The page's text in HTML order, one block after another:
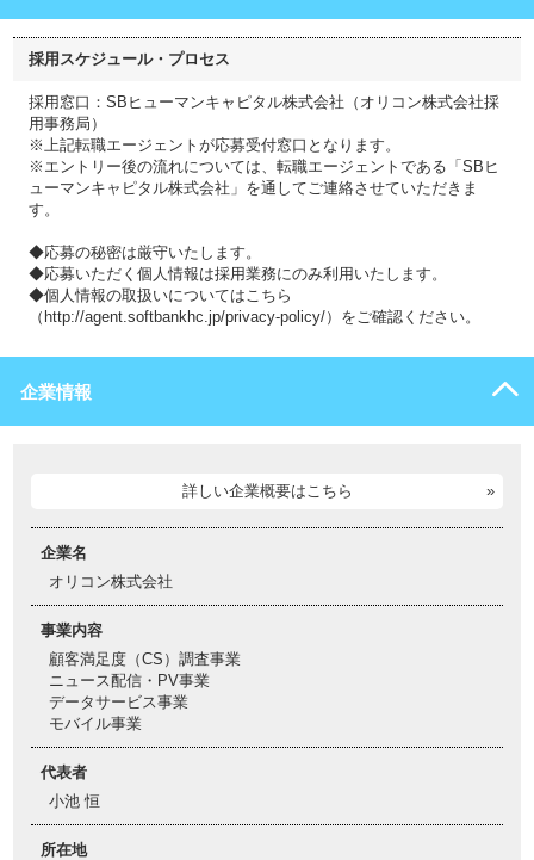
採用スケジュール・プロセス
採用窓口：SBヒューマンキャピタル株式会社（オリコン株式会社採
用事務局）
※上記転職エージェントが応募受付窓口となります。
※エントリー後の流れについては、転職エージェントである「SBヒ
ューマンキャピタル株式会社」を通してご連絡させていただきま
す。
◆応募の秘密は厳守いたします。
◆応募いただく個人情報は採用業務にのみ利用いたします。
◆個人情報の取扱いについてはこちら
（http://agent.softbankhc.jp/privacy-policy/）をご確認ください。
企業情報
詳しい企業概要はこちら
企業名
オリコン株式会社
事業内容
顧客満足度（CS）調査事業
ニュース配信・PV事業
データサービス事業
モバイル事業
代表者
小池 恒
所在地